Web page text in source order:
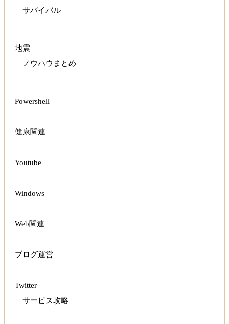
サバイバル
地震
ノウハウまとめ
Powershell
健康関連
Youtube
Windows
Web関連
ブログ運営
Twitter
サービス攻略